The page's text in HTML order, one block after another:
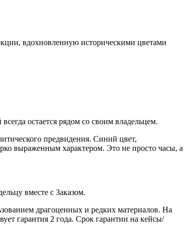
вдохновленную историческими цветами
остается рядом со своим владельцем.
предвидения. Синий цвет,
выраженным характером. Это не просто часы, а
вместе с Заказом.
драгоценных и редких материалов. На
гарантия 2 года. Срок гарантии на кейсы/